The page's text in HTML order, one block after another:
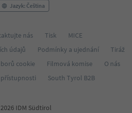
Jazyk: Čeština
nás Tisk
MICE
údajů
Podmínky a ujednání
Tiráž
cookie
Filmová komise
O nás
South Tyrol B2B
IDM Südtirol